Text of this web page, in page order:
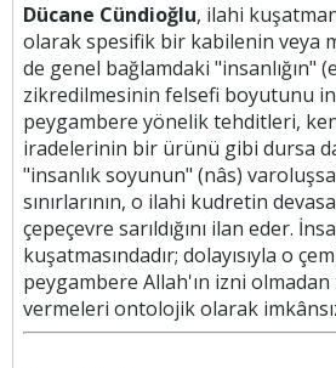
Dücane Cündioğlu, ilahi
olarak spesifik bir kabilenin veya
de genel bağlamdaki "insanlığın"
zikredilmesinin felsefi boyutunu
peygambere yönelik tehditleri,
iradelerinin bir ürünü gibi dursa
"insanlık soyunun" (nâs)
sınırlarının, o ilahi kudretin
çepeçevre sarıldığını ilan eder.
kuşatmasındadır; dolayısıyla o
peygambere Allah'ın izni
vermeleri ontolojik olarak